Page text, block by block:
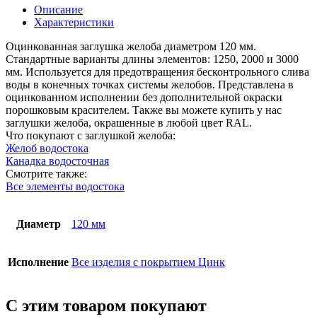
цинк
Описание
Характеристики
Оцинкованная заглушка желоба диаметром 120 мм.
Стандартные варианты длины элементов: 1250, 2000 и 3000
мм. Используется для предотвращения бесконтрольного слива
воды в конечных точках системы желобов. Представлена в
оцинкованном исполнении без дополнительной окраски
порошковым красителем. Также вы можете купить у нас
заглушки желоба, окрашенные в любой цвет RAL.
Что покупают с заглушкой желоба:
Желоб водостока
Канадка водосточная
Смотрите также:
Все элементы водостока
Диаметр 120 мм
Исполнение Все изделия с покрытием Цинк
С этим товаром покупают